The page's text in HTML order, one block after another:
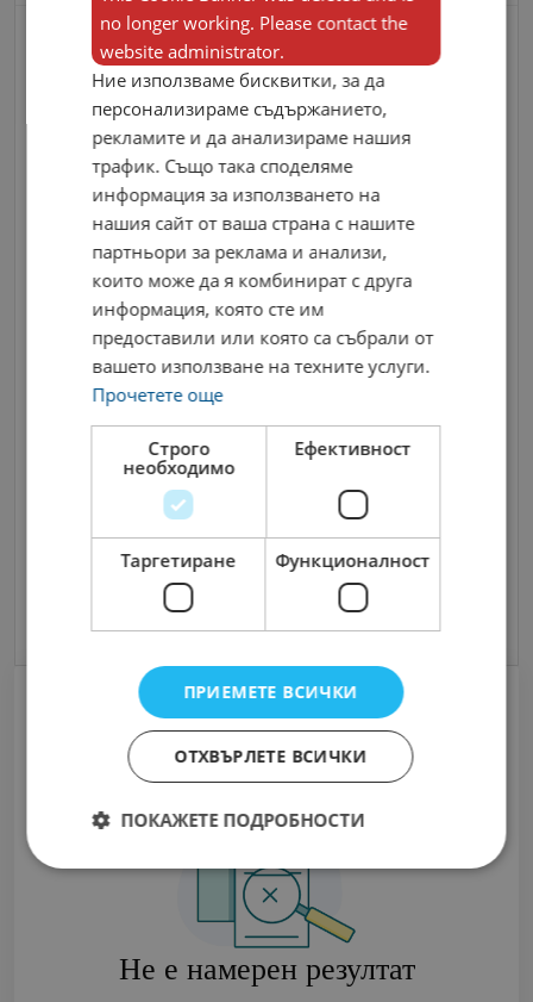
Контакти
Съгласен съм сTerms and Policy
Изпрати Съобщение
Не е намерен резултат
no longer working. Please contact the
website administrator.
Ние използваме бисквитки, за да
персонализираме съдържанието,
рекламите и да анализираме нашия
трафик. Също така споделяме
информация за използването на
нашия сайт от ваша страна с нашите
партньори за реклама и анализи,
които може да я комбинират с друга
информация, която сте им
предоставили или която са събрали от
вашето използване на техните услуги.
Прочетете още
Строго
необходимо
Ефективност
Таргетиране Функционалност
ПРИЕМЕТЕ ВСИЧКИ
ОТХВЪРЛЕТЕ ВСИЧКИ
ПОКАЖЕТЕ ПОДРОБНОСТИ